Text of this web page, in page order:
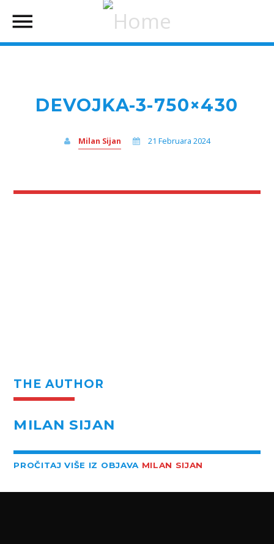
DEVOJKA-3-750×430
Milan Sijan 21 Februara 2024
THE AUTHOR
MILAN SIJAN
PROČITAJ VIŠE IZ OBJAVA MILAN SIJAN